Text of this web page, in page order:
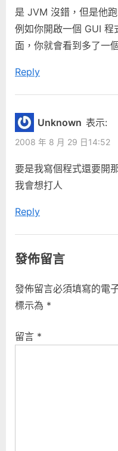
是 JVM 沒錯，但是他
例如你開啟一個 GUI 程
面，你就會看到多了一
Reply
Unknown 表示:
2008 年 8 月 29 日14:52
要是我寫個程式還要開
我會想打人
Reply
發佈留言
發佈留言必須填寫的電
標示為 *
留言 *